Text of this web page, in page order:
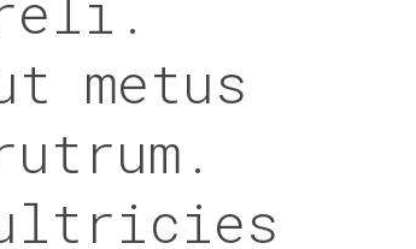
metus
ultricies